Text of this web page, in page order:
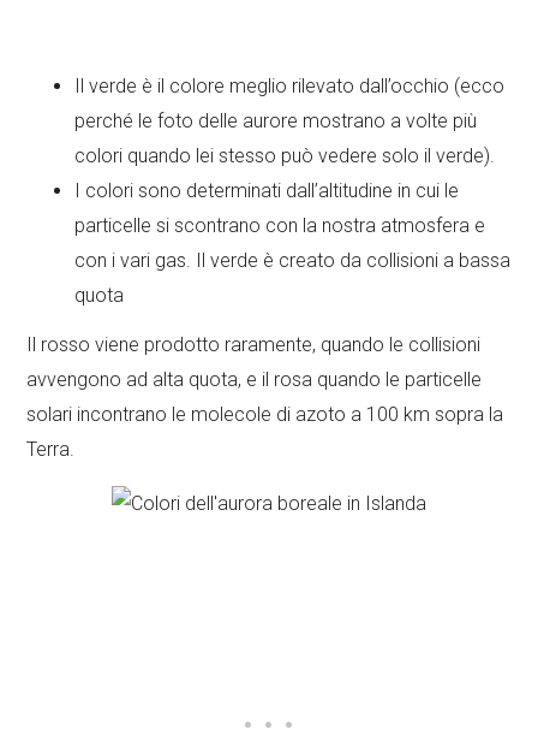
Il verde è il colore meglio rilevato dall’occhio (ecco
perché le foto delle aurore mostrano a volte più
colori quando lei stesso può vedere solo il verde).
I colori sono determinati dall’altitudine in cui le
particelle si scontrano con la nostra atmosfera e
con i vari gas. Il verde è creato da collisioni a bassa
quota
Il rosso viene prodotto raramente, quando le collisioni
avvengono ad alta quota, e il rosa quando le particelle
solari incontrano le molecole di azoto a 100 km sopra la
Terra.